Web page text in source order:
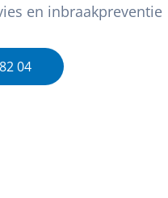
en inbraakpreventie
04